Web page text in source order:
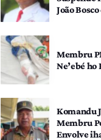
João
Membru
Ne’ebé
Komandu
Membru
Envolve